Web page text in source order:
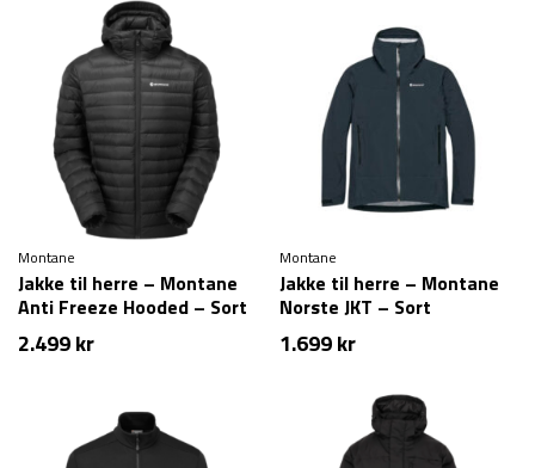
Montane
Jakke til herre – Montane
Anti Freeze Hooded – Sort
2.499kr
Montane
Jakke til herre – Montane
Norste JKT – Sort
1.699kr